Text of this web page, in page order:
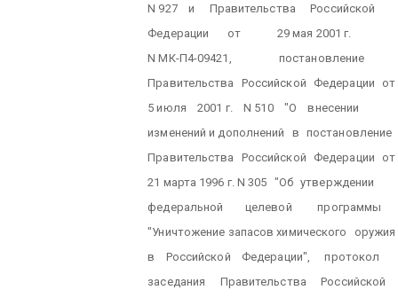
N 927
и Правительства
Российской
Федерации
от
29 мая 2001 г.
N МК-П4-09421,
постановление
Правительства
Российской Федерации
от
5 июля
2001 г. N 510 "О
внесении
изменений и дополнений
в постановление
Правительства
Российской Федерации
от
21 марта 1996 г. N 305 "Об утверждении
федеральной
целевой
программы
"Уничтожение запасов химического
оружия
в
Российской Федерации",
протокол
заседания
Правительства
Российской